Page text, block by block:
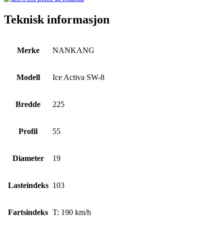
Teknisk informasjon
Merke NANKANG
Modell Ice Activa SW-8
Bredde 225
Profil 55
Diameter 19
Lasteindeks 103
Fartsindeks T: 190 km/h